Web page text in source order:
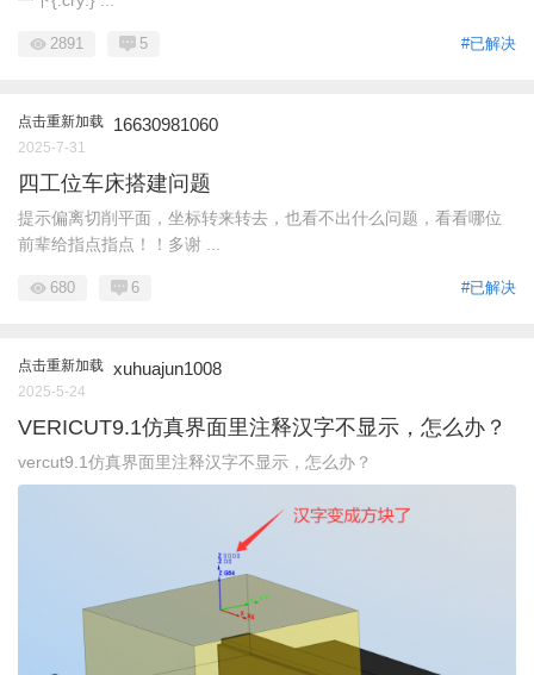
#已解决
2891 5
点击重新加载 16630981060
2025-7-31
四工位车床搭建问题
提示偏离切削平面，坐标转来转去，也看不出什么问题，看看哪位
前辈给指点指点！！多谢 ...
#已解决
680 6
点击重新加载 xuhuajun1008
2025-5-24
VERICUT9.1仿真界面里注释汉字不显示，怎么办？
vercut9.1仿真界面里注释汉字不显示，怎么办？